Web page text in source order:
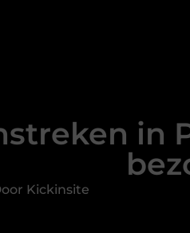
in
Kickinsite